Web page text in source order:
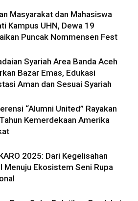
Masyarakat dan Mahasiswa
Kampus UHN, Dewa 19
Puncak Nommensen Fest
Syariah Area Banda Aceh
Bazar Emas, Edukasi
Aman dan Sesuai Syariah
“Alumni United” Rayakan
Kemerdekaan Amerika
2025: Dari Kegelisahan
Menuju Ekosistem Seni Rupa